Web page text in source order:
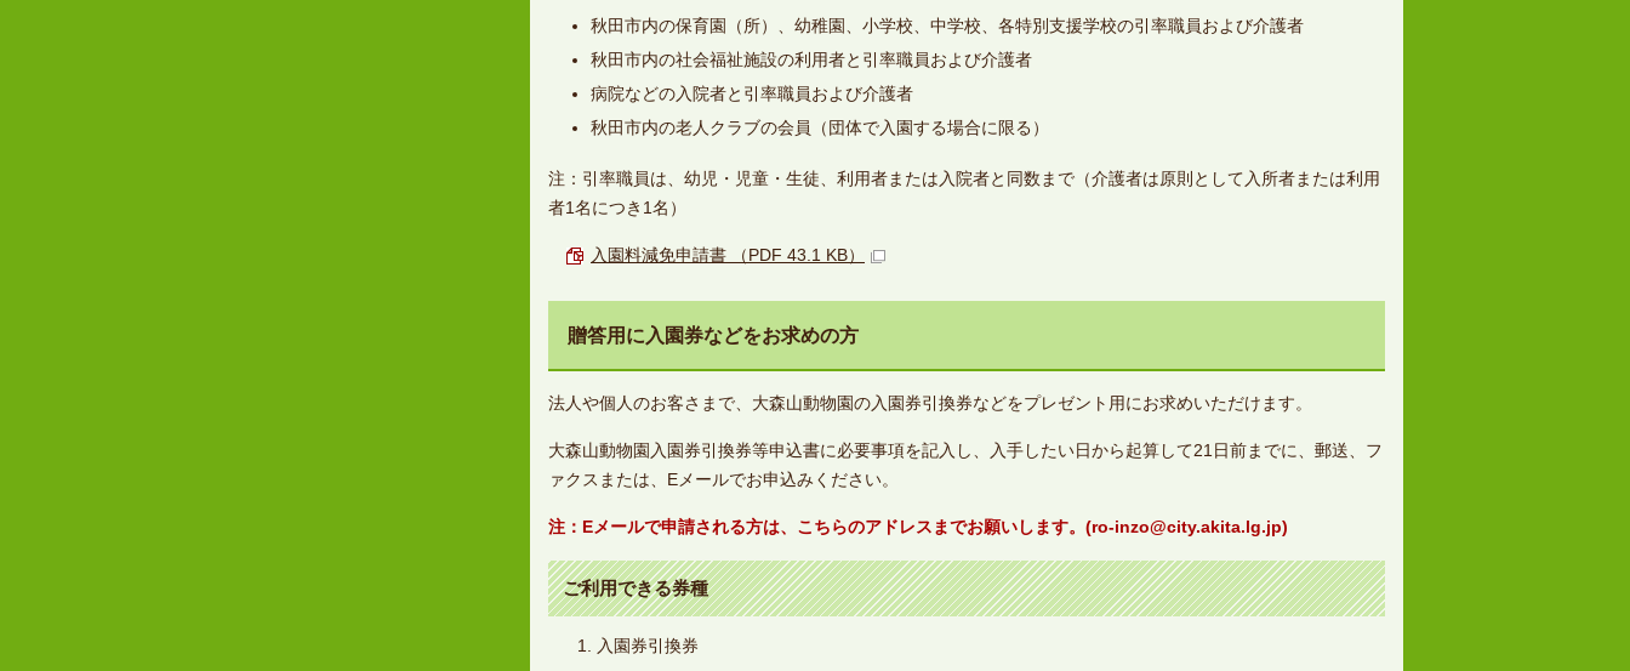
秋田市内の保育園（所）、幼稚園、小学校、中学校、各特別支援学校の引率職員および介護者
秋田市内の社会福祉施設の利用者と引率職員および介護者
病院などの入院者と引率職員および介護者
秋田市内の老人クラブの会員（団体で入園する場合に限る）
注：引率職員は、幼児・児童・生徒、利用者または入院者と同数まで（介護者は原則として入所者または利用
者1名につき1名）
入園料減免申請書 （PDF 43.1 KB）
贈答用に入園券などをお求めの方
法人や個人のお客さまで、大森山動物園の入園券引換券などをプレゼント用にお求めいただけます。
大森山動物園入園券引換券等申込書に必要事項を記入し、入手したい日から起算して21日前までに、郵送、フ
ァクスまたは、Eメールでお申込みください。
注：Eメールで申請される方は、こちらのアドレスまでお願いします。(ro-inzo@city.akita.lg.jp)
ご利用できる券種
入園券引換券